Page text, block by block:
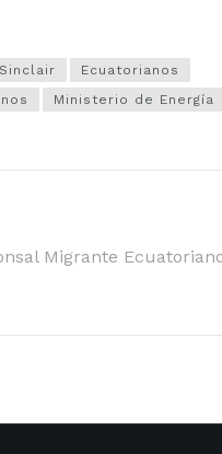
Ecuatorianos
Ministerio de Energía
Migrante